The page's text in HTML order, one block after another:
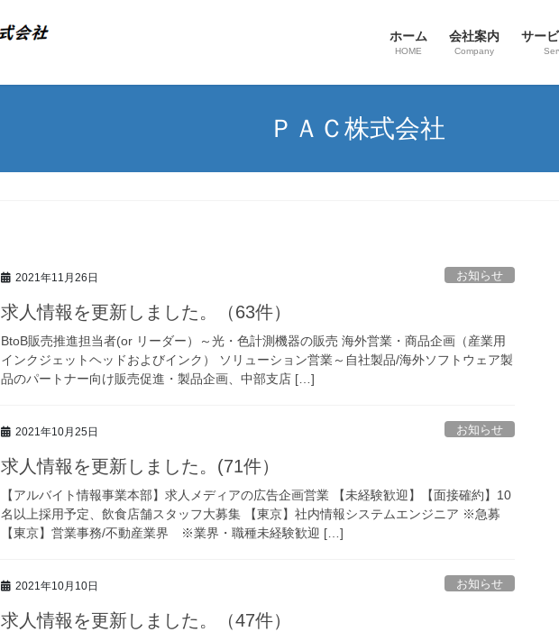
ホーム
HOME
会社案内
Company
サー
ＰＡＣ株式会社
2021年11月26日 お知らせ
求人情報を更新しました。（63件）
BtoB販売推進担当者(or リーダー）～光・色計測機器の販売 海外営業・商品企画（産業用
インクジェットヘッドおよびインク） ソリューション営業～自社製品/海外ソフトウェア製
品のパートナー向け販売促進・製品企画、中部支店 […]
2021年10月25日 お知らせ
求人情報を更新しました。(71件）
【アルバイト情報事業本部】求人メディアの広告企画営業 【未経験歓迎】【面接確約】10
名以上採用予定、飲食店舗スタッフ大募集 【東京】社内情報システムエンジニア ※急募
【東京】営業事務/不動産業界 ※業界・職種未経験歓迎 […]
2021年10月10日 お知らせ
求人情報を更新しました。（47件）